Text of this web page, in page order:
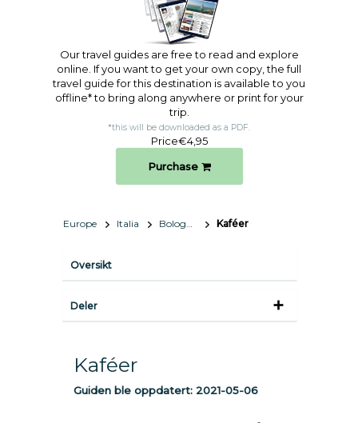
Our travel guides are free to read and explore
online. If you want to get your own copy, the full
travel guide for this destination is available to you
offline* to bring along anywhere or print for your
trip.​
*this will be downloaded as a PDF.
Price€4,95
Purchase
Europe Italia Bologna Kaféer
Oversikt
Deler
Kaféer
Guiden ble oppdatert: 2021-05-06